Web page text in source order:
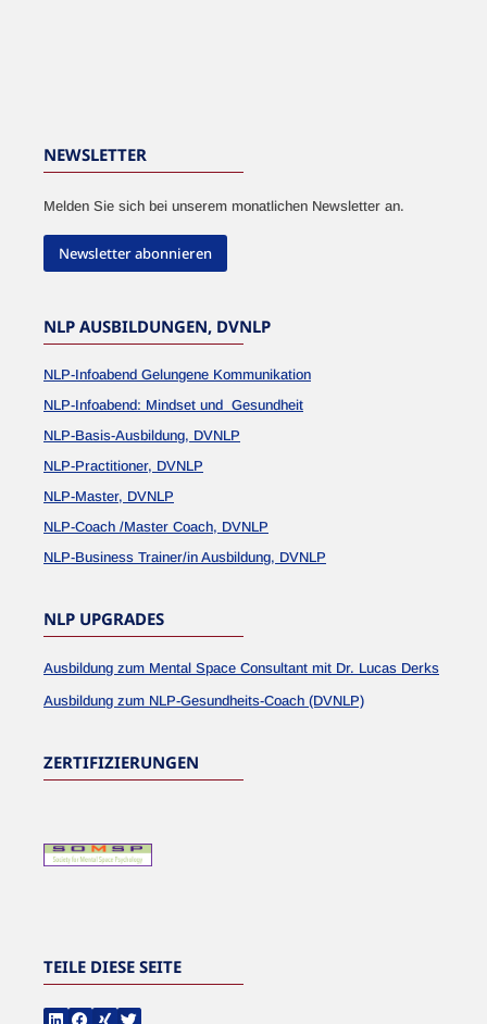
NEWSLETTER
Melden Sie sich bei unserem monatlichen Newsletter an.
Newsletter abonnieren
NLP AUSBILDUNGEN, DVNLP
NLP-Infoabend Gelungene Kommunikation
NLP-Infoabend: Mindset und Gesundheit
NLP-Basis-Ausbildung, DVNLP
NLP-Practitioner, DVNLP
NLP-Master, DVNLP
NLP-Coach /Master Coach, DVNLP
NLP-Business Trainer/in Ausbildung, DVNLP
NLP UPGRADES
Ausbildung zum Mental Space Consultant mit Dr. Lucas Derks
Ausbildung zum NLP-Gesundheits-Coach (DVNLP)
ZERTIFIZIERUNGEN
TEILE DIESE SEITE